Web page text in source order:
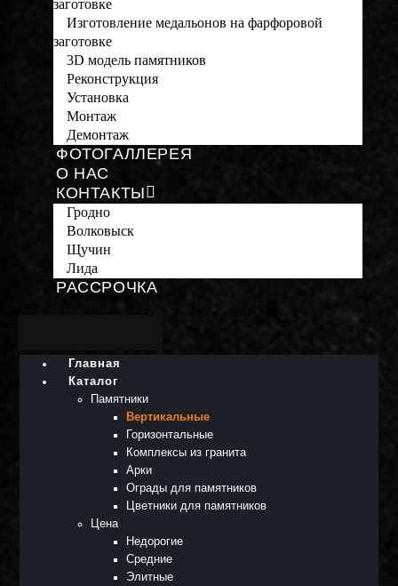
заготовке
Изготовление медальонов на фарфоровой
заготовке
3D модель памятников
Реконструкция
Установка
Монтаж
Демонтаж
ФОТОГАЛЛЕРЕЯ
О НАС
КОНТАКТЫ
Гродно
Волковыск
Щучин
Лида
РАССРОЧКА
Главная
Каталог
Памятники
Вертикальные
Горизонтальные
Комплексы из гранита
Арки
Ограды для памятников
Цветники для памятников
Цена
Недорогие
Средние
Элитные